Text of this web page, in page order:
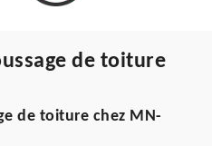
de toiture
de toiture chez MN-